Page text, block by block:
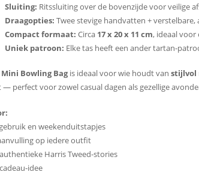
Sluiting: Ritssluiting over de bovenzijde voor veilige
Draagopties: Twee stevige handvatten +
Compact formaat: Circa 17 x 20 x 11 cm, ideaal voor
Uniek patroon: Elke tas heeft een ander tartan-
Bowling Bagis ideaal voor wie houdt van stijlvol
— perfect voor zowel casual dagen als gezellige
en weekenduitstapjes
op iedere outfit
Harris Tweed-stories
idee